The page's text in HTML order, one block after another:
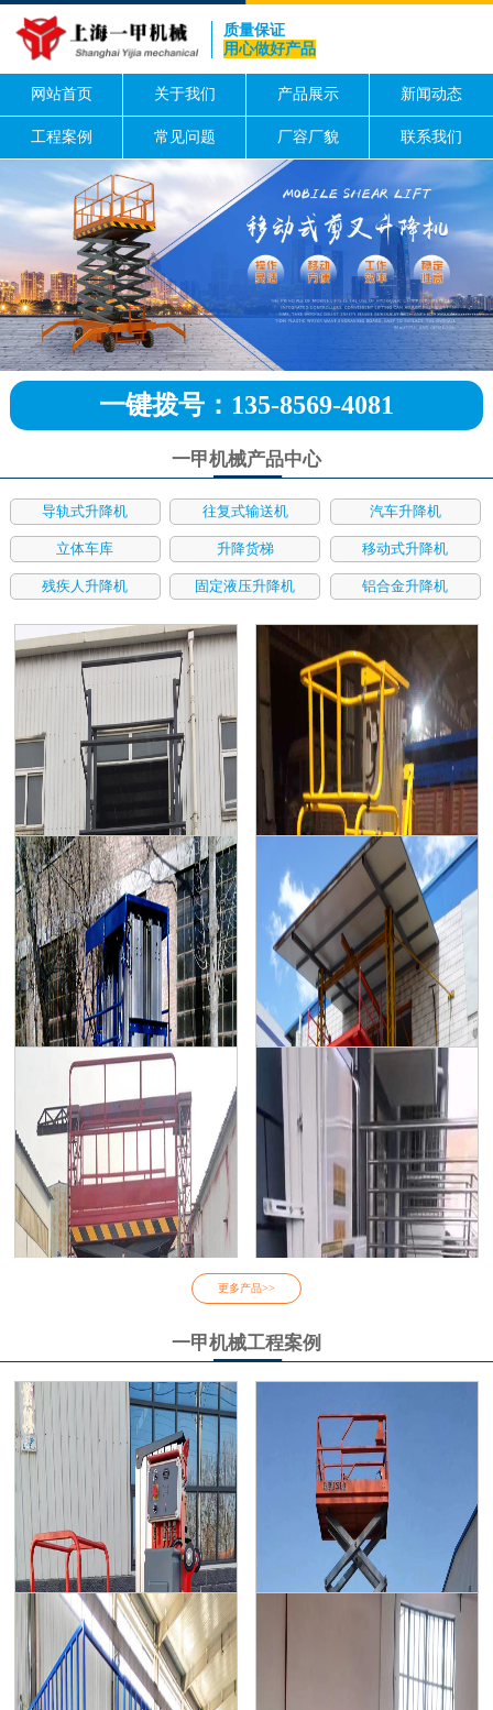
质量保证
用心做好产品
网站首页 关于我们 产品展示 新闻动态
工程案例 常见问题 厂容厂貌 联系我们
一键拨号：135-8569-4081
一甲机械产品中心
导轨式升降机 往复式输送机 汽车升降机
立体车库 升降货梯 移动式升降机
残疾人升降机 固定液压升降机 铝合金升降机
铝合金升降机 固定式液压升降货梯
移动式升降平台 残疾人升降机
更多产品>>
一甲机械工程案例